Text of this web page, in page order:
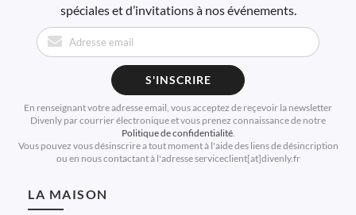
spéciales et d’invitations à nos événements.
S'INSCRIRE
En renseignant votre adresse email, vous acceptez de reçevoir la newsletter
Divenly par courrier électronique et vous prenez connaissance de notre
Politique de confidentialité.
Vous pouvez vous désinscrire a tout moment à l'aide des liens de désincription
ou en nous contactant à l'adresse serviceclient[at]divenly.fr
LA MAISON